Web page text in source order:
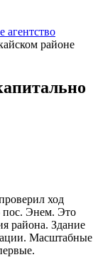
районе
ход
пос. Энем. Это
района. Здание
Масштабные